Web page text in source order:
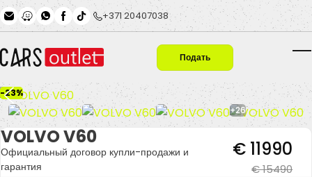
Skip to main content+371 20407038
Подать
заявку
-23%
+26
VOLVO V60
Официальный договор купли-продажи и
гарантия
€ 15490
€ 11990